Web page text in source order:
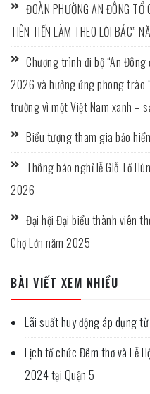
ĐOÀN PHƯỜNG AN ĐÔNG TỔ
TIÊN TIẾN LÀM THEO LỜI BÁC”
Chương trình đi bộ “An
2026 và hưởng ứng phong trào
trường vì một Việt Nam xanh –
Biểu tượng tham gia bảo
Thông báo nghỉ lễ Giỗ Tổ
2026
Đại hội Đại biểu thành viên
Chợ Lớn năm 2025
BÀI VIẾT XEM NHIỀU
Lãi suất huy động áp dụng
Lịch tổ chức Đêm thơ và Lễ
2024 tại Quận 5